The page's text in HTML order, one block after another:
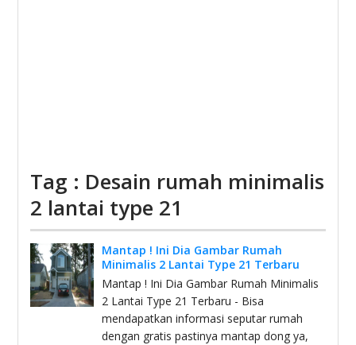
Tag : Desain rumah minimalis
2 lantai type 21
Mantap ! Ini Dia Gambar Rumah
Minimalis 2 Lantai Type 21 Terbaru
Mantap ! Ini Dia Gambar Rumah Minimalis
2 Lantai Type 21 Terbaru - Bisa
mendapatkan informasi seputar rumah
dengan gratis pastinya mantap dong ya,